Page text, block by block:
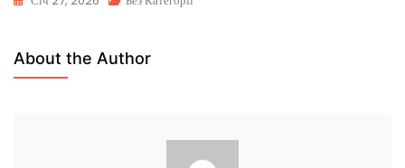
About the Author